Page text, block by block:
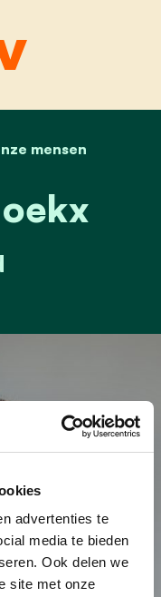
advertenties te
media te bieden
Ook delen we
site met onze
mensen
hoekx